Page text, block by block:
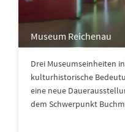
Museum Reichenau
Drei Museumseinheiten
kulturhistorische
eine neue
dem Schwerpunkt